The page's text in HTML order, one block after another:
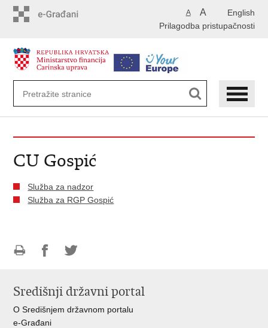
English
A A
Prilagodba pristupačnosti
CU Gospić
Služba za nadzor
Služba za RGP Gospić
FacebookuTwitteru
Središnji državni portal
O Središnjem državnom portalu
e-Građani